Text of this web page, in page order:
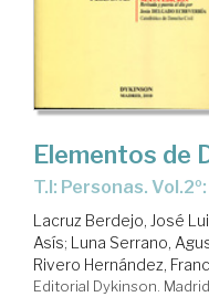
Elementos de
T.I: Personas.
Lacruz Berdejo, José
Asís; Luna Serrano,
Rivero Hernández,
Editorial Dykinson.